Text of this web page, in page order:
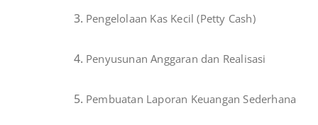
Pengelolaan Kas Kecil (Petty Cash)
Penyusunan Anggaran dan Realisasi
Pembuatan Laporan Keuangan Sederhana